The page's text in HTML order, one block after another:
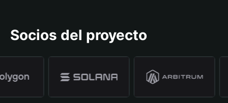
Socios del proyecto